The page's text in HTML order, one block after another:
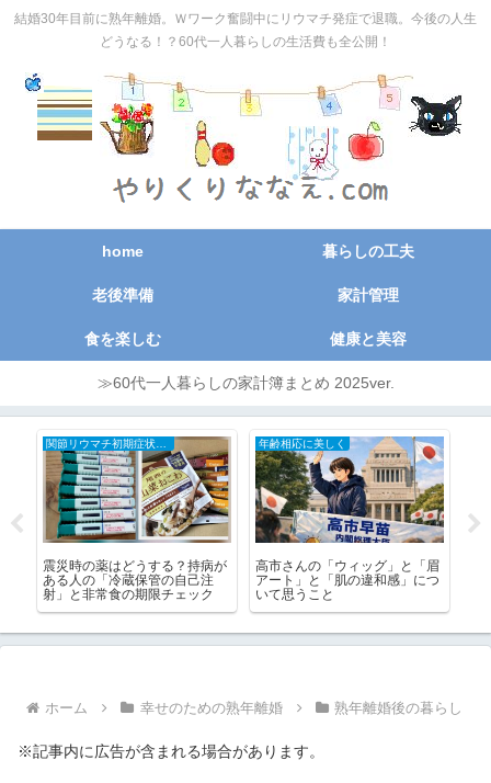
結婚30年目前に熟年離婚。Ｗワーク奮闘中にリウマチ発症で退職。今後の人生
どうなる！？60代一人暮らしの生活費も全公開！
home 暮らしの工夫
老後準備 家計管理
食を楽しむ 健康と美容
≫60代一人暮らしの家計簿まとめ 2025ver.
震災時の薬はどうする？持病が
ある人の「冷蔵保管の自己注
射」と非常食の期限チェック
年齢相応に美しく
高市さんの「ウィッグ」と「眉
アート」と「肌の違和感」につ
いて思うこと
ホーム 幸せのための熟年離婚 熟年離婚後の暮らし
※記事内に広告が含まれる場合があります。